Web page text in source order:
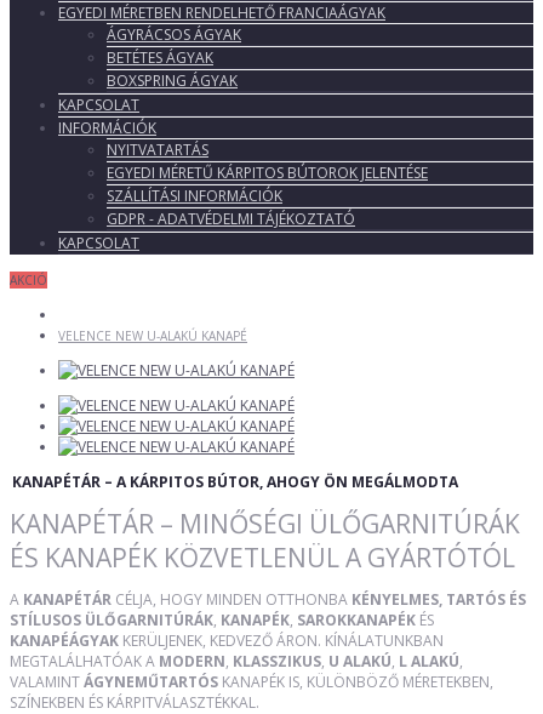
EGYEDI MÉRETBEN RENDELHETŐ FRANCIAÁGYAK
ÁGYRÁCSOS ÁGYAK
BETÉTES ÁGYAK
BOXSPRING ÁGYAK
KAPCSOLAT
INFORMÁCIÓK
NYITVATARTÁS
EGYEDI MÉRETŰ KÁRPITOS BÚTOROK JELENTÉSE
SZÁLLÍTÁSI INFORMÁCIÓK
GDPR - ADATVÉDELMI TÁJÉKOZTATÓ
KAPCSOLAT
AKCIÓ
VELENCE NEW U-ALAKÚ KANAPÉ
KANAPÉTÁR – A KÁRPITOS BÚTOR, AHOGY ÖN MEGÁLMODTA
KANAPÉTÁR – MINŐSÉGI ÜLŐGARNITÚRÁK
ÉS KANAPÉK KÖZVETLENÜL A GYÁRTÓTÓL
A KANAPÉTÁR CÉLJA, HOGY MINDEN OTTHONBA KÉNYELMES, TARTÓS ÉS
STÍLUSOS ÜLŐGARNITÚRÁK, KANAPÉK, SAROKKANAPÉK ÉS
KANAPÉÁGYAK KERÜLJENEK, KEDVEZŐ ÁRON. KÍNÁLATUNKBAN
MEGTALÁLHATÓAK A MODERN, KLASSZIKUS, U ALAKÚ, L ALAKÚ,
VALAMINTÁGYNEMŰTARTÓS KANAPÉK IS, KÜLÖNBÖZŐ MÉRETEKBEN,
SZÍNEKBEN ÉS KÁRPITVÁLASZTÉKKAL.